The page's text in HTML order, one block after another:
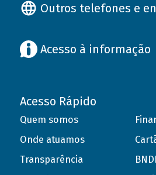
Outros telefones e
Acesso à informação
Acesso Rápido
Quem somos
Onde atuamos
Transparência